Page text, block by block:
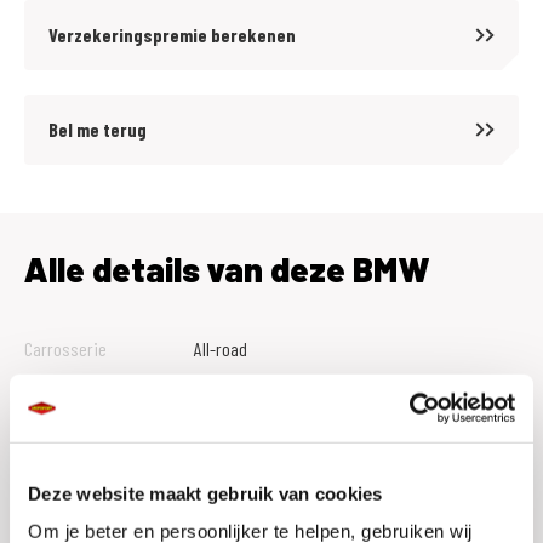
Deze website maakt gebruik van cookies
Om je beter en persoonlijker te helpen, gebruiken wij
- Teleservices
De ultieme reisgezel..
MotoPort Goes XXL
Nobelweg 4, 4462 GK, Goes
Verzekeringspremie berekenen
Bel me terug
Alle details van deze BMW
Carrosserie
All-road
Btw Marge
B
Bouwjaar
2026
Vestiging
Goes